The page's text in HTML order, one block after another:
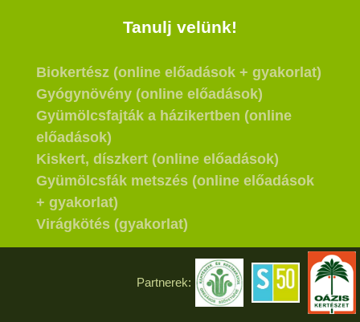
Tanulj velünk!
Biokertész (online előadások + gyakorlat)
Gyógynövény (online előadások)
Gyümölcsfajták a házikertben (online
előadások)
Kiskert, díszkert (online előadások)
Gyümölcsfák metszés (online előadások
+ gyakorlat)
Virágkötés (gyakorlat)
Partnerek: